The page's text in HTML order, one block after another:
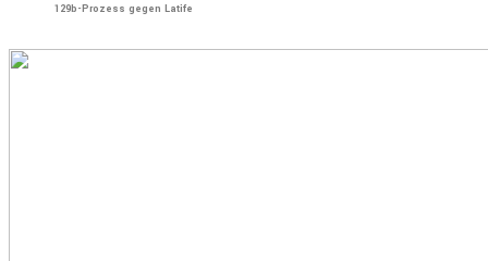
129b-Prozess gegen Latife